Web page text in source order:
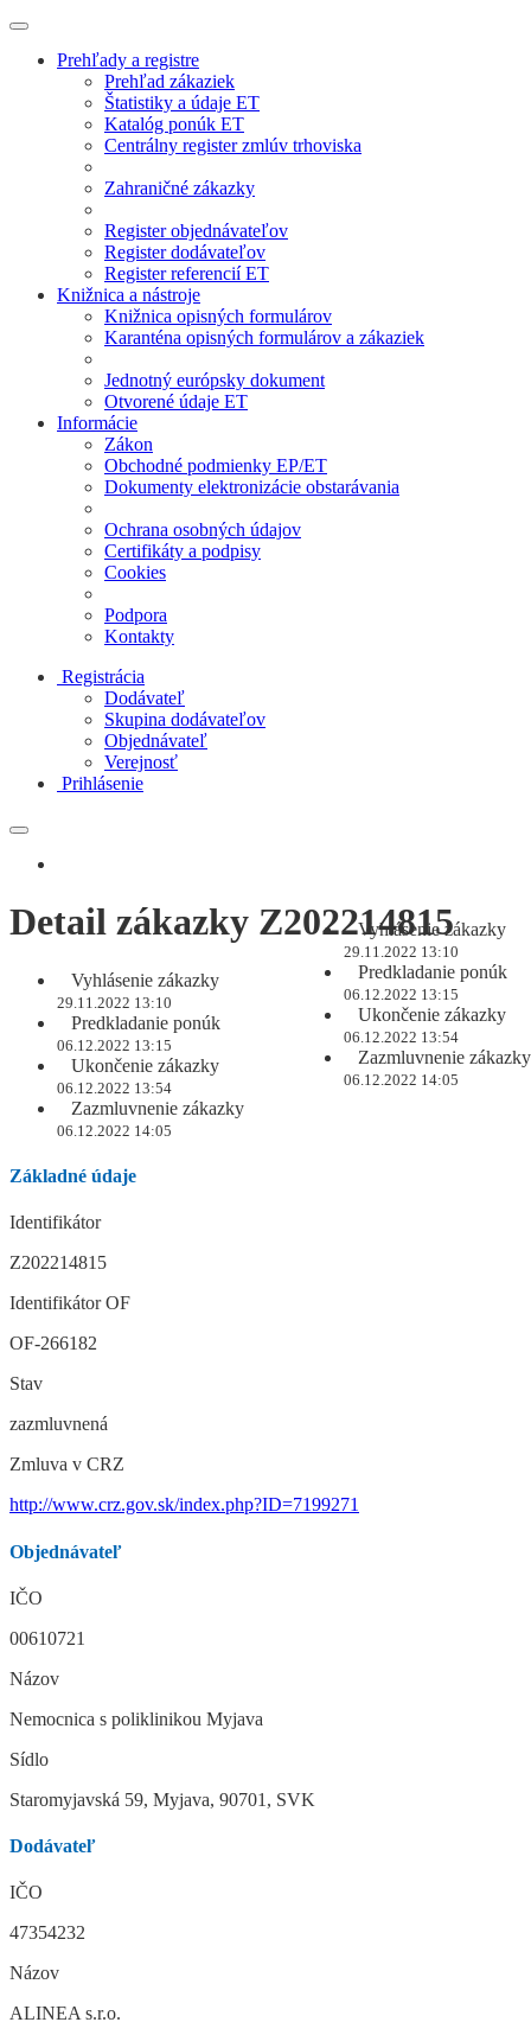
Prehľady a registre
Prehľad zákaziek
Štatistiky a údaje ET
Katalóg ponúk ET
Centrálny register zmlúv trhoviska
Zahraničné zákazky
Register objednávateľov
Register dodávateľov
Register referencií ET
Knižnica a nástroje
Knižnica opisných formulárov
Karanténa opisných formulárov a zákaziek
Jednotný európsky dokument
Otvorené údaje ET
Informácie
Zákon
Obchodné podmienky EP/ET
Dokumenty elektronizácie obstarávania
Ochrana osobných údajov
Certifikáty a podpisy
Cookies
Podpora
Kontakty
Registrácia
Dodávateľ
Skupina dodávateľov
Objednávateľ
Verejnosť
Prihlásenie
Vyhlásenie zákazky
29.11.2022 13:10
Predkladanie ponúk
06.12.2022 13:15
Ukončenie zákazky
06.12.2022 13:54
Zazmluvnenie zákazky
06.12.2022 14:05
Detail zákazky Z202214815
Vyhlásenie zákazky
29.11.2022 13:10
Predkladanie ponúk
06.12.2022 13:15
Ukončenie zákazky
06.12.2022 13:54
Zazmluvnenie zákazky
06.12.2022 14:05
Základné údaje
Identifikátor
Z202214815
Identifikátor OF
OF-266182
Stav
zazmluvnená
Zmluva v CRZ
http://www.crz.gov.sk/index.php?ID=7199271
Objednávateľ
IČO
00610721
Názov
Nemocnica s poliklinikou Myjava
Sídlo
Staromyjavská 59, Myjava, 90701, SVK
Dodávateľ
IČO
47354232
Názov
ALINEA s.r.o.